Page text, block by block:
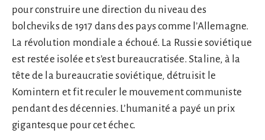
pour construire une direction du niveau des
bolcheviks de 1917 dans des pays comme l’Allemagne.
La révolution mondiale a échoué. La Russie soviétique
est restée isolée et s’est bureaucratisée. Staline, à la
tête de la bureaucratie soviétique, détruisit le
Komintern et fit reculer le mouvement communiste
pendant des décennies. L’humanité a payé un prix
gigantesque pour cet échec.